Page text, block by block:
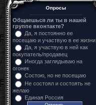
Опросы
Общаешься ли ты в нашей
группе вконтакте?
Да, я постоянно ее
посещаю и участвую в ее жизни
Да, я участвую в ней как
покупатель/продавец
Иногда заглядываю на
огонек
Состою, но не посещаю
Не состоял и состоять не
желаю
Единая Россия